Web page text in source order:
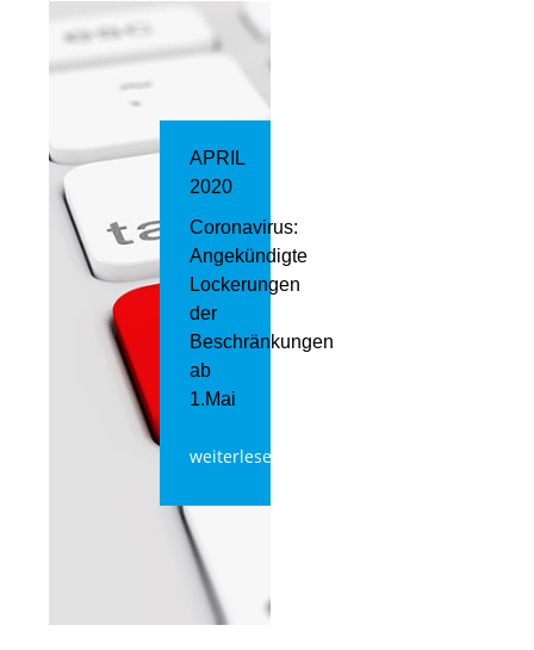
APRIL
2020
Coronavirus:
Angekündigte
Lockerungen
der
Beschränkungen
ab
1.Mai
weiterlesen